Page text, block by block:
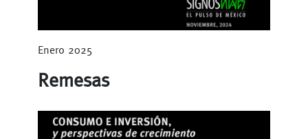
Enero 2025
Remesas